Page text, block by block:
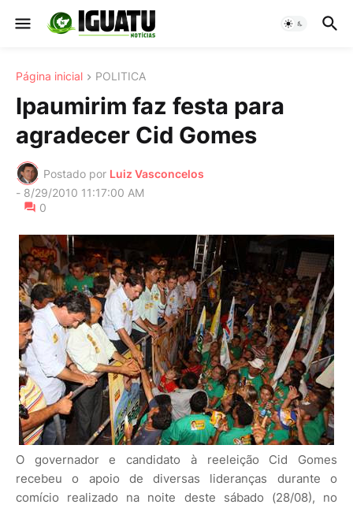
Página inicial POLITICA
Ipaumirim faz festa para
agradecer Cid Gomes
Postado por Luiz Vasconcelos
- 8/29/2010 11:17:00 AM
0
O governador e candidato à reeleição Cid Gomes
recebeu o apoio de diversas lideranças durante o
comício realizado na noite deste sábado (28/08), no